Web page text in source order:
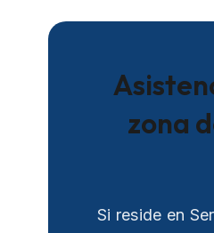
zona
Si reside en